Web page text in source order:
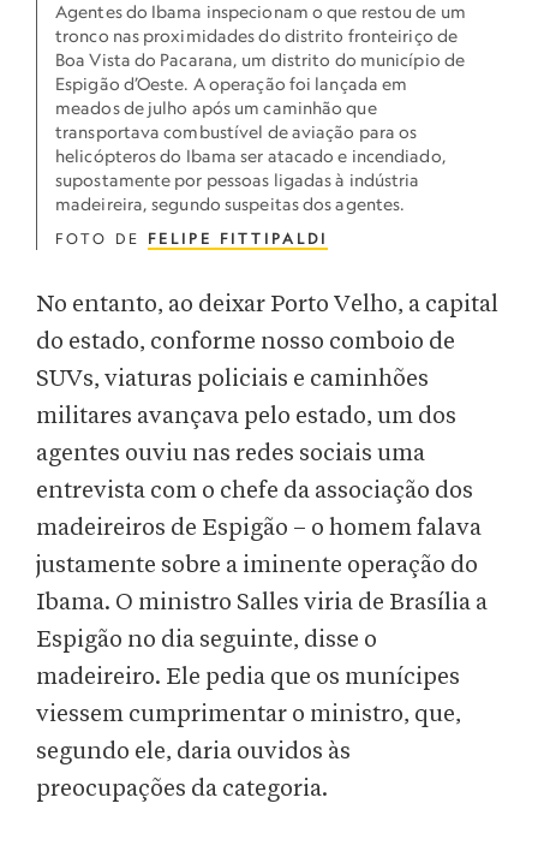
Agentes do Ibama inspecionam o que restou de um
tronco nas proximidades do distrito fronteiriço de
Boa Vista do Pacarana, um distrito do município de
Espigão d’Oeste. A operação foi lançada em
meados de julho após um caminhão que
transportava combustível de aviação para os
helicópteros do Ibama ser atacado e incendiado,
supostamente por pessoas ligadas à indústria
madeireira, segundo suspeitas dos agentes.
FOTO DE FELIPE FITTIPALDI
No entanto, ao deixar Porto Velho, a capital
do estado, conforme nosso comboio de
SUVs, viaturas policiais e caminhões
militares avançava pelo estado, um dos
agentes ouviu nas redes sociais uma
entrevista com o chefe da associação dos
madeireiros de Espigão – o homem falava
justamente sobre a iminente operação do
Ibama. O ministro Salles viria de Brasília a
Espigão no dia seguinte, disse o
madeireiro. Ele pedia que os munícipes
viessem cumprimentar o ministro, que,
segundo ele, daria ouvidos às
preocupações da categoria.